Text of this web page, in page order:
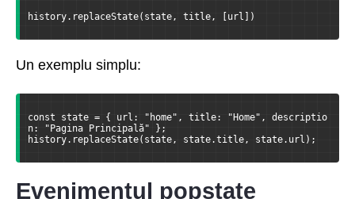
history.replaceState(state, title, [url])
Un exemplu simplu:
const state = { url: "home", title: "Home", descriptio
n: "Pagina Principală" };
history.replaceState(state, state.title, state.url);
Evenimentul popstate